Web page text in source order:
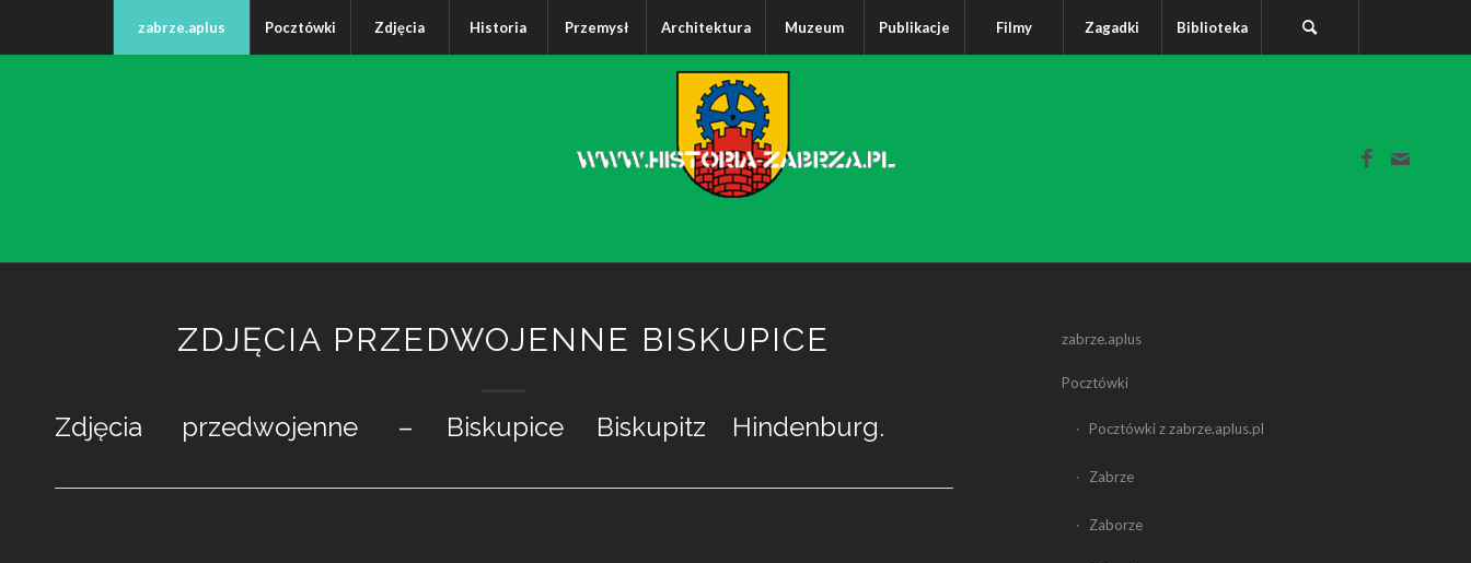
zabrze.aplus Pocztówki Zdjęcia Historia Przemysł Architektura Muzeum Publikacje Filmy Zagadki Biblioteka
ZDJĘCIA PRZEDWOJENNE BISKUPICE
Zdjęcia przedwojenne – Biskupice Biskupitz Hindenburg.
zabrze.aplus
Pocztówki
Pocztówki z zabrze.aplus.pl
Zabrze
Zaborze